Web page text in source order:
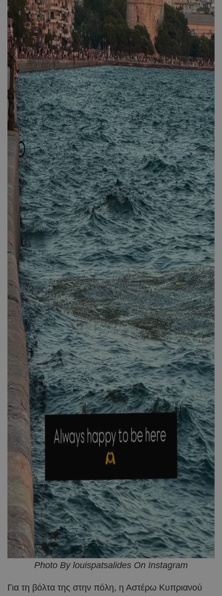
Photo By louispatsalides On Instagram
Για τη βόλτα της στην πόλη, η Αστέρω Κυπριανού